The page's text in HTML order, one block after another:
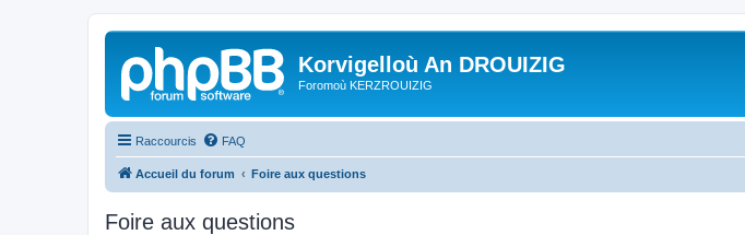
Korvigelloù An DROUIZIG
Foromoù KERZROUIZIG
Raccourcis FAQ
Accueil du forum Foire aux questions
Foire aux questions